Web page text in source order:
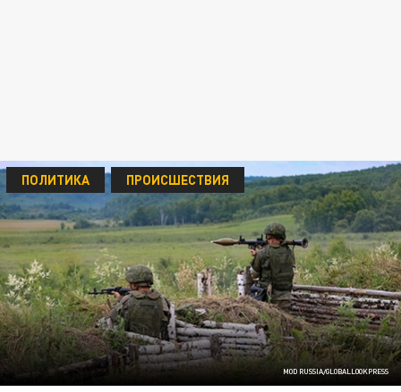
MOD RUSSIA/GLOBALLOOKPRESS
ПОЛИТИКА ПРОИСШЕСТВИЯ